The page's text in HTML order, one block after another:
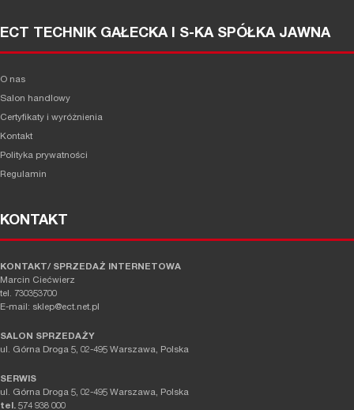
ECT TECHNIK GAŁECKA I S-KA SPÓŁKA JAWNA
O nas
Salon handlowy
Certyfikaty i wyróżnienia
Kontakt
Polityka prywatności
Regulamin
KONTAKT
KONTAKT/ SPRZEDAŻ INTERNETOWA
Marcin Ciećwierz
tel. 730353700
E-mail: sklep@ect.net.pl
SALON SPRZEDAŻY
ul. Górna Droga 5, 02-495 Warszawa, Polska
SERWIS
ul. Górna Droga 5, 02-495 Warszawa, Polska
tel. 574 938 000